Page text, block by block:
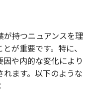
が持つニュアンスを理
が重要です。特に、
や内的な変化により
ます。以下のような